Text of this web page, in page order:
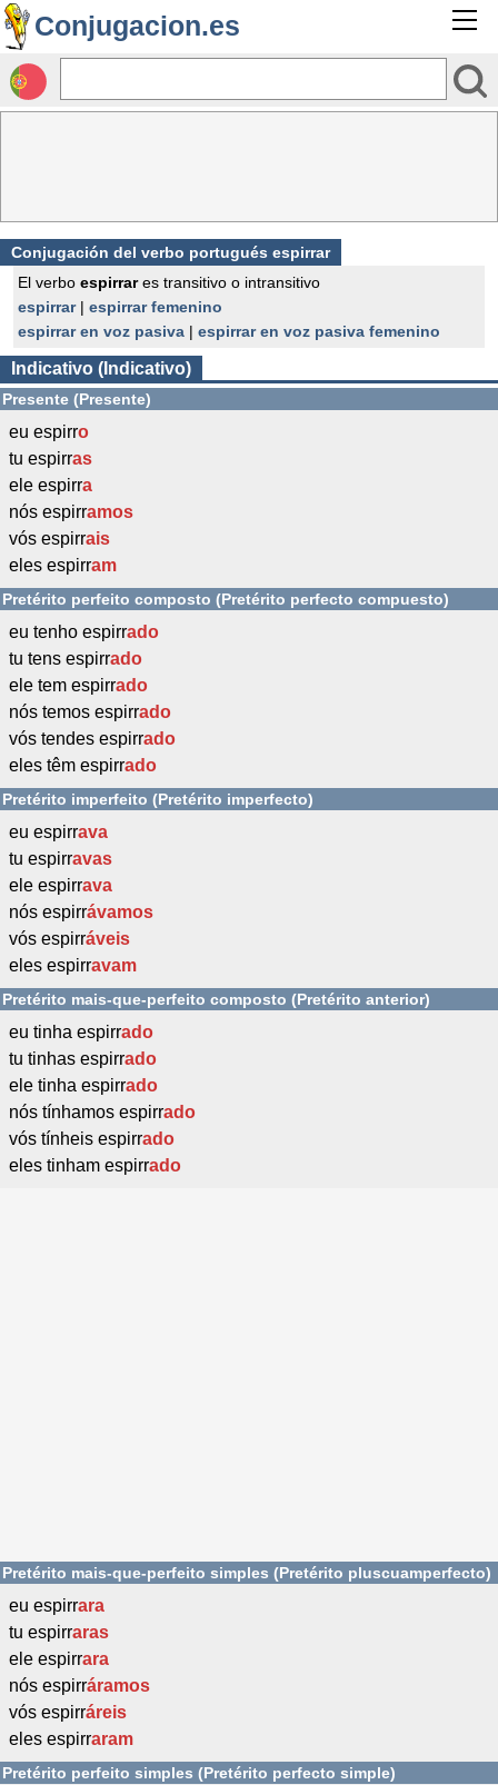
Conjugacion.es
Conjugación del verbo portugués espirrar
El verbo espirrares transitivo o intransitivo
espirrar| espirrar femenino
espirrar en voz pasiva | espirrar en voz pasiva femenino
Indicativo (Indicativo)
Presente (Presente)
eu espirro
tu espirras
ele espirra
nós espirramos
vós espirrais
eles espirram
Pretérito perfeito composto (Pretérito perfecto compuesto)
eu tenho espirrado
tu tens espirrado
ele tem espirrado
nós temos espirrado
vós tendes espirrado
eles têm espirrado
Pretérito imperfeito (Pretérito imperfecto)
eu espirrava
tu espirravas
ele espirrava
nós espirrávamos
vós espirráveis
eles espirravam
Pretérito mais-que-perfeito composto (Pretérito anterior)
eu tinha espirrado
tu tinhas espirrado
ele tinha espirrado
nós tínhamos espirrado
vós tínheis espirrado
eles tinham espirrado
Pretérito mais-que-perfeito simples (Pretérito pluscuamperfecto)
eu espirrara
tu espirraras
ele espirrara
nós espirráramos
vós espirráreis
eles espirraram
Pretérito perfeito simples (Pretérito perfecto simple)